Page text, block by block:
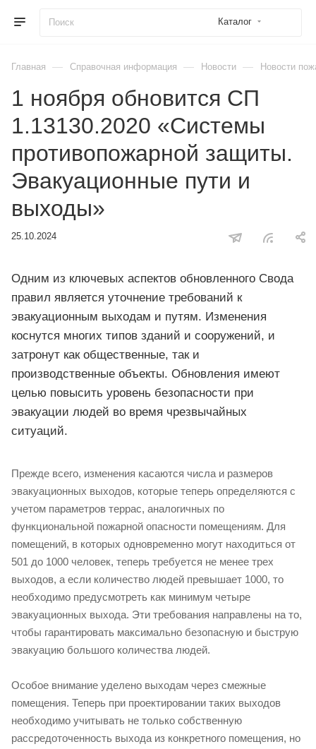
Каталог
Главная — Справочная информация — Новости — Новости
1 ноября обновится СП
1.13130.2020 «Системы
противопожарной защиты.
Эвакуационные пути и
выходы»
25.10.2024
Одним из ключевых аспектов обновленного Свода
правил является уточнение требований к
эвакуационным выходам и путям. Изменения
коснутся многих типов зданий и сооружений, и
затронут как общественные, так и
производственные объекты. Обновления имеют
целью повысить уровень безопасности при
эвакуации людей во время чрезвычайных
ситуаций.
Прежде всего, изменения касаются числа и размеров
эвакуационных выходов, которые теперь определяются с
учетом параметров террас, аналогичных по
функциональной пожарной опасности помещениям. Для
помещений, в которых одновременно могут находиться от
501 до 1000 человек, теперь требуется не менее трех
выходов, а если количество людей превышает 1000, то
необходимо предусмотреть как минимум четыре
эвакуационных выхода. Эти требования направлены на то,
чтобы гарантировать максимально безопасную и быструю
эвакуацию большого количества людей.
Особое внимание уделено выходам через смежные
помещения. Теперь при проектировании таких выходов
необходимо учитывать не только собственную
рассредоточенность выхода из конкретного помещения, но